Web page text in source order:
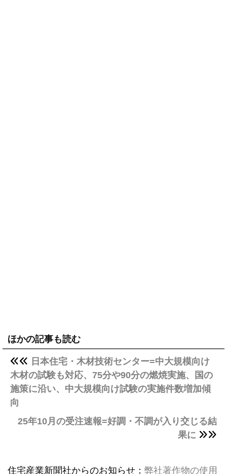
ほかの記事も読む
日本住宅・木材技術センター=中大規模向け
木材の試験も対応、75分や90分の燃焼実施、国の
施策に沿い、中大規模向け試験の実施件数増加傾
向
25年10月の受注速報=好調・不調が入り交じる結
果に
住宅産業新聞社からのお知らせ： 弊社著作物の使用